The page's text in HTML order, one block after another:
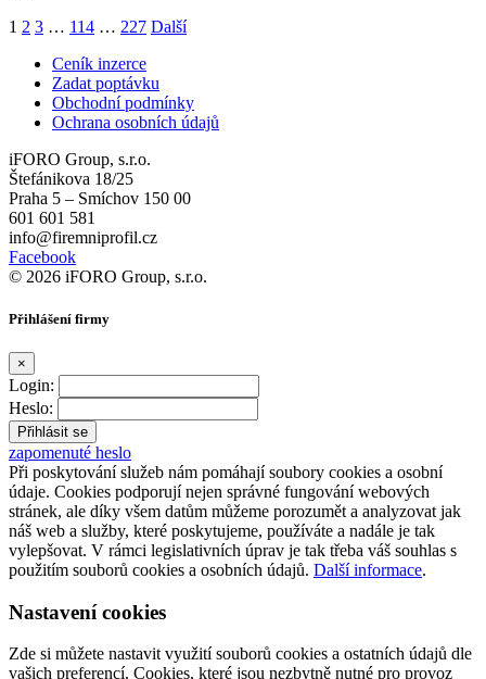
1 2 3 … 114 … 227 Další
Ceník inzerce
Zadat poptávku
Obchodní podmínky
Ochrana osobních údajů
iFORO Group, s.r.o.
Štefánikova 18/25
Praha 5 – Smíchov 150 00
601 601 581
info@firemniprofil.cz
Facebook
© 2026 iFORO Group, s.r.o.
Přihlášení firmy
×
Login:
Heslo:
zapomenuté heslo
Při poskytování služeb nám pomáhají soubory cookies a osobní
údaje. Cookies podporují nejen správné fungování webových
stránek, ale díky všem datům můžeme porozumět a analyzovat jak
náš web a služby, které poskytujeme, používáte a nadále je tak
vylepšovat. V rámci legislativních úprav je tak třeba váš souhlas s
použitím souborů cookies a osobních údajů. Další informace.
Nastavení cookies
Zde si můžete nastavit využití souborů cookies a ostatních údajů dle
vašich preferencí. Cookies, které jsou nezbytně nutné pro provoz